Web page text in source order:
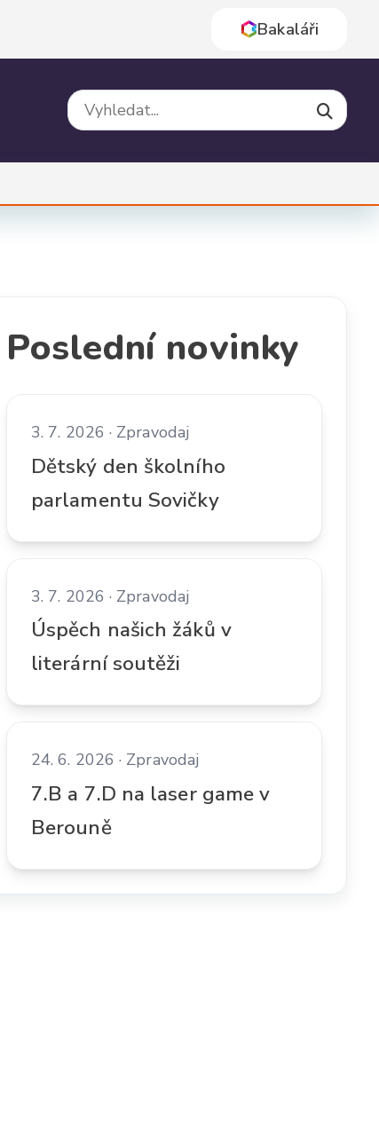
Bakaláři
Vyhledat na webu
Poslední novinky
3. 7. 2026 · Zpravodaj
Dětský den školního
parlamentu Sovičky
3. 7. 2026 · Zpravodaj
Úspěch našich žáků v
literární soutěži
24. 6. 2026 · Zpravodaj
7.B a 7.D na laser game v
Berouně